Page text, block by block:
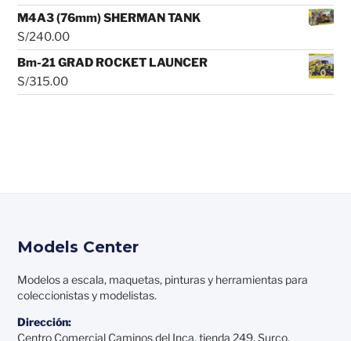
M4A3 (76mm) SHERMAN TANK
S/240.00
Bm-21 GRAD ROCKET LAUNCER
S/315.00
Models Center
Modelos a escala, maquetas, pinturas y herramientas para
coleccionistas y modelistas.
Dirección:
Centro Comercial Caminos del Inca, tienda 249, Surco.